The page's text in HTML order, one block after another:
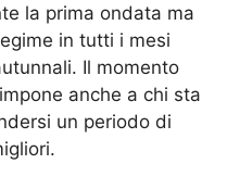
la prima ondata ma
in tutti i mesi
Il momento
anche a chi sta
un periodo di